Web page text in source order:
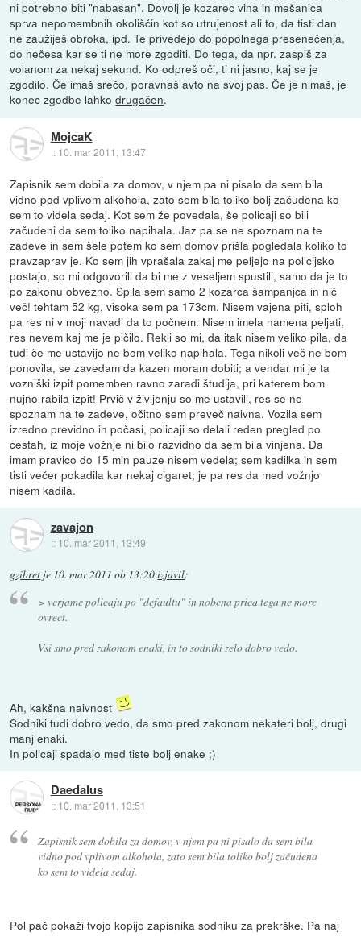
ni potrebno biti "nabasan". Dovolj je kozarec vina in mešanica
sprva nepomembnih okoliščin kot so utrujenost ali to, da tisti dan
ne zaužiješ obroka, ipd. Te privedejo do popolnega presenečenja,
do nečesa kar se ti ne more zgoditi. Do tega, da npr. zaspiš za
volanom za nekaj sekund. Ko odpreš oči, ti ni jasno, kaj se je
zgodilo. Če imaš srečo, poravnaš avto na svoj pas. Če je nimaš, je
konec zgodbe lahkodrugačen.
MojcaK
:: 10. mar 2011, 13:47
Zapisnik sem dobila za domov, v njem pa ni pisalo da sem bila
vidno pod vplivom alkohola, zato sem bila toliko bolj začudena ko
sem to videla sedaj. Kot sem že povedala, še policaji so bili
začudeni da sem toliko napihala. Jaz pa se ne spoznam na te
zadeve in sem šele potem ko sem domov prišla pogledala koliko to
pravzaprav je. Ko sem jih vprašala zakaj me peljejo na policijsko
postajo, so mi odgovorili da bi me z veseljem spustili, samo da je to
po zakonu obvezno. Spila sem samo 2 kozarca šampanjca in nič
več! tehtam 52 kg, visoka sem pa 173cm. Nisem vajena piti, sploh
pa res ni v moji navadi da to počnem. Nisem imela namena peljati,
res nevem kaj me je pičilo. Rekli so mi, da itak nisem veliko pila, da
tudi če me ustavijo ne bom veliko napihala. Tega nikoli več ne bom
ponovila, se zavedam da kazen moram dobiti; a vendar mi je ta
vozniški izpit pomemben ravno zaradi študija, pri katerem bom
nujno rabila izpit! Prvič v življenju so me ustavili, res se ne
spoznam na te zadeve, očitno sem preveč naivna. Vozila sem
izredno previdno in počasi, policaji so delali reden pregled po
cestah, iz moje vožnje ni bilo razvidno da sem bila vinjena. Da
imam pravico do 15 min pauze nisem vedela; sem kadilka in sem
tisti večer pokadila kar nekaj cigaret; je pa res da med vožnjo
nisem kadila.
zavajon
:: 10. mar 2011, 13:49
gzibret je 10. mar 2011 ob 13:20izjavil:
> verjame policaju po "defaultu" in nobena prica tega ne more
ovrect.
Vsi smo pred zakonom enaki, in to sodniki zelo dobro vedo.
Ah, kakšna naivnost
Sodniki tudi dobro vedo, da smo pred zakonom nekateri bolj, drugi
manj enaki.
In policaji spadajo med tiste bolj enake ;)
Daedalus
:: 10. mar 2011, 13:51
Zapisnik sem dobila za domov, v njem pa ni pisalo da sem bila
vidno pod vplivom alkohola, zato sem bila toliko bolj začudena
ko sem to videla sedaj.
Pol pač pokaži tvojo kopijo zapisnika sodniku za prekrške. Pa naj